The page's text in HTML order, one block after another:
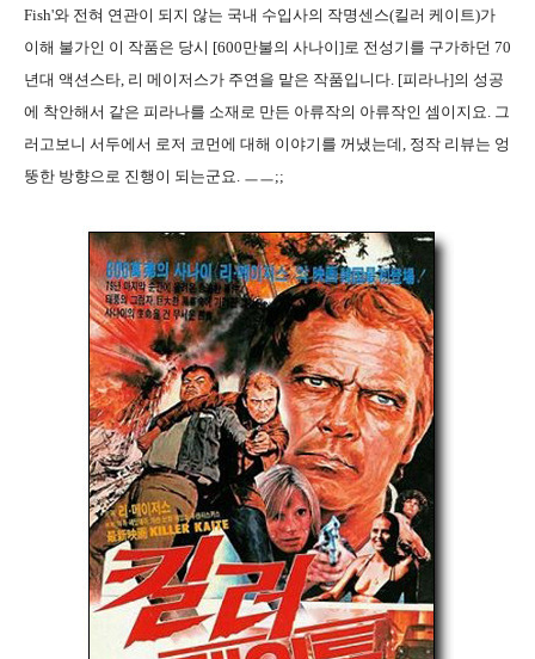
Fish'와 전혀 연관이 되지 않는 국내 수입사의 작명센스(킬러 케이트)가
이해 불가인 이 작품은 당시 [600만불의 사나이]로 전성기를 구가하던 70
년대 액션스타, 리 메이저스가 주연을 맡은 작품입니다. [피라나]의 성공
에 착안해서 같은 피라나를 소재로 만든 아류작의 아류작인 셈이지요. 그
러고보니 서두에서 로저 코먼에 대해 이야기를 꺼냈는데, 정작 리뷰는 엉
뚱한 방향으로 진행이 되는군요. ㅡㅡ;;